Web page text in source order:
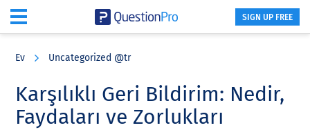
content
sidebar
SIGN UP FREE
Ev Uncategorized @tr
Karşılıklı Geri Bildirim: Nedir,
Faydaları ve Zorlukları